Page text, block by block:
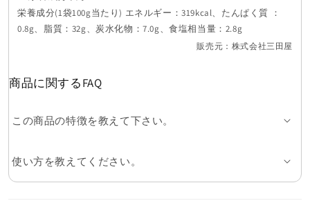
栄養成分(1袋100g当たり) エネルギー：319kcal、たんぱく質 ：
0.8g、脂質：32g、炭水化物：7.0g、食塩相当量：2.8g
販売元：株式会社三田屋
商品に関するFAQ
この商品の特徴を教えて下さい。
使い方を教えてください。